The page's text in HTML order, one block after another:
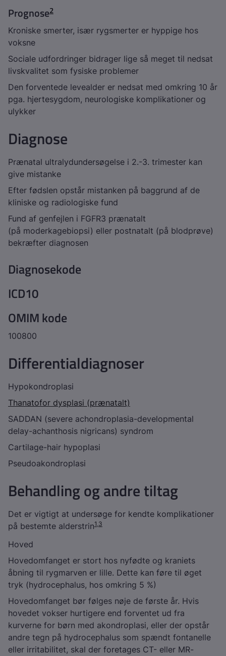
Prognose2
Kroniske smerter, især rygsmerter er hyppige hos
voksne
Sociale udfordringer bidrager lige så meget til nedsat
livskvalitet som fysiske problemer
Den forventede levealder er nedsat med omkring 10 år
pga. hjertesygdom, neurologiske komplikationer og
ulykker
Diagnose
Prænatal ultralydundersøgelse i 2.-3. trimester kan
give mistanke
Efter fødslen opstår mistanken på baggrund af de
kliniske og radiologiske fund
Fund af genfejlen i FGFR3 prænatalt
(på moderkagebiopsi) eller postnatalt (på blodprøve)
bekræfter diagnosen
Diagnosekode
ICD10
OMIM kode
100800
Differentialdiagnoser
Hypokondroplasi
Thanatofor dysplasi (prænatalt)
SADDAN (severe achondroplasia-developmental
delay-achanthosis nigricans) syndrom
Cartilage-hair hypoplasi
Pseudoakondroplasi
Behandling og andre tiltag
Det er vigtigt at undersøge for kendte komplikationer
på bestemte alderstrin1,3
Hoved
Hovedomfanget er stort hos nyfødte og kraniets
åbning til rygmarven er lille. Dette kan føre til øget
tryk (hydrocephalus, hos omkring 5 %)
Hovedomfanget bør følges nøje de første år. Hvis
hovedet vokser hurtigere end forventet ud fra
kurverne for børn med akondroplasi, eller der opstår
andre tegn på hydrocephalus som spændt fontanelle
eller irritabilitet, skal der foretages CT- eller MR-